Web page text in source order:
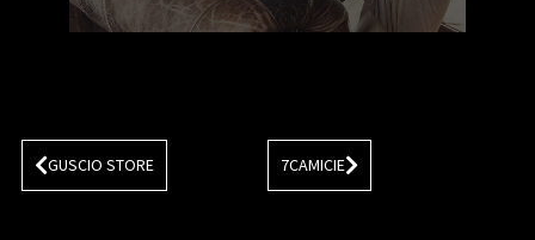
GUSCIO STORE 7CAMICIE